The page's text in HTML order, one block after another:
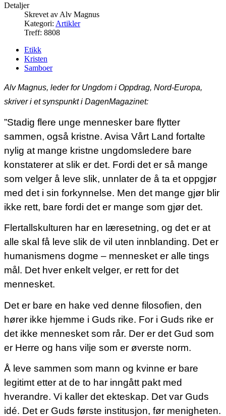
Detaljer
Skrevet av Alv Magnus
Kategori: Artikler
Treff: 8808
Etikk
Kristen
Samboer
Alv Magnus, leder for Ungdom i Oppdrag, Nord-Europa,
skriver i et synspunkt i DagenMagazinet:
”Stadig flere unge mennesker bare flytter
sammen, også kristne. Avisa Vårt Land fortalte
nylig at mange kristne ungdomsledere bare
konstaterer at slik er det. Fordi det er så mange
som velger å leve slik, unnlater de å ta et oppgjør
med det i sin forkynnelse. Men det mange gjør blir
ikke rett, bare fordi det er mange som gjør det.
Flertallskulturen har en læresetning, og det er at
alle skal få leve slik de vil uten innblanding. Det er
humanismens dogme – mennesket er alle tings
mål. Det hver enkelt velger, er rett for det
mennesket.
Det er bare en hake ved denne filosofien, den
hører ikke hjemme i Guds rike. For i Guds rike er
det ikke mennesket som rår. Der er det Gud som
er Herre og hans vilje som er øverste norm.
Å leve sammen som mann og kvinne er bare
legitimt etter at de to har inngått pakt med
hverandre. Vi kaller det ekteskap. Det var Guds
idé. Det er Guds første institusjon, før menigheten.